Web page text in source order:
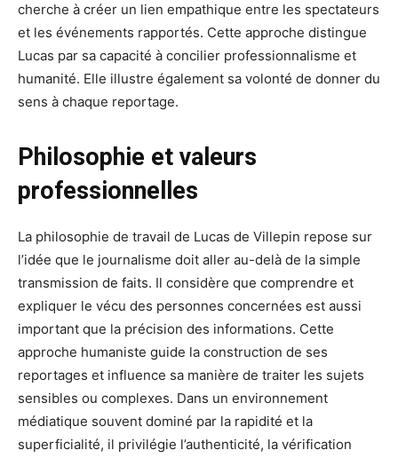
cherche à créer un lien empathique entre les spectateurs
et les événements rapportés. Cette approche distingue
Lucas par sa capacité à concilier professionnalisme et
humanité. Elle illustre également sa volonté de donner du
sens à chaque reportage.
Philosophie et valeurs
professionnelles
La philosophie de travail de Lucas de Villepin repose sur
l’idée que le journalisme doit aller au-delà de la simple
transmission de faits. Il considère que comprendre et
expliquer le vécu des personnes concernées est aussi
important que la précision des informations. Cette
approche humaniste guide la construction de ses
reportages et influence sa manière de traiter les sujets
sensibles ou complexes. Dans un environnement
médiatique souvent dominé par la rapidité et la
superficialité, il privilégie l’authenticité, la vérification